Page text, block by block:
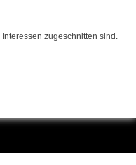
zugeschnitten sind.